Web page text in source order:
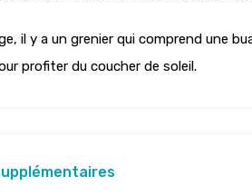
il y a un grenier qui comprend une
profiter du coucher de soleil.